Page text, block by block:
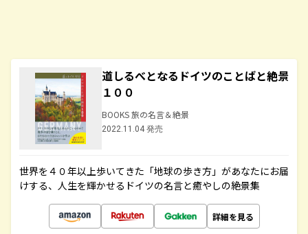
道しるべとなるドイツのことばと絶景
１００
BOOKS 旅の名言＆絶景
2022.11.04 発売
世界を４０年以上歩いてきた「地球の歩き方」があなたにお届
けする、人生を輝かせるドイツの名言と癒やしの絶景集
詳細を見る